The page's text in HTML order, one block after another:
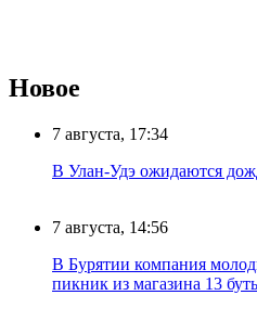
Новое
7 августа, 17:34
В Улан-Удэ ожидаются
7 августа, 14:56
В Бурятии компания
пикник из магазина 13